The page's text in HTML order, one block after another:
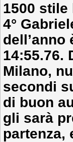
1500 stile
4°
dell’anno
14:55.76.
Milano,
secondi
di buon
gli sarà
partenza,